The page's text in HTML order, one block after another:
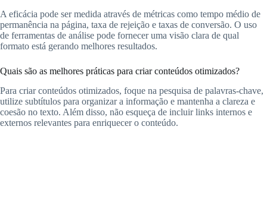
A eficácia pode ser medida através de métricas como tempo médio de
permanência na página, taxa de rejeição e taxas de conversão. O uso
de ferramentas de análise pode fornecer uma visão clara de qual
formato está gerando melhores resultados.
Quais são as melhores práticas para criar conteúdos otimizados?
Para criar conteúdos otimizados, foque na pesquisa de palavras-chave,
utilize subtítulos para organizar a informação e mantenha a clareza e
coesão no texto. Além disso, não esqueça de incluir links internos e
externos relevantes para enriquecer o conteúdo.